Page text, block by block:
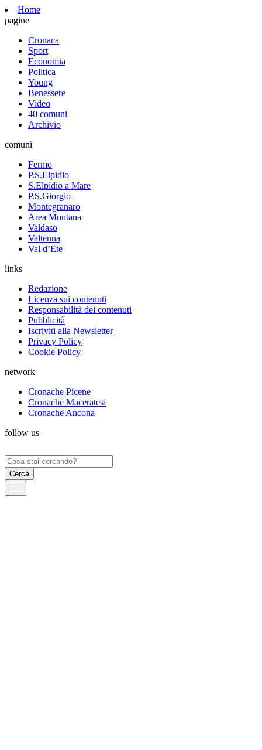
Home
pagine
Cronaca
Sport
Economia
Politica
Young
Benessere
Video
40 comuni
Archivio
comuni
Fermo
P.S.Elpidio
S.Elpidio a Mare
P.S.Giorgio
Montegranaro
Area Montana
Valdaso
Valtenna
Val d’Ete
links
Redazione
Licenza sui contenuti
Responsabilità dei contenuti
Pubblicità
Iscriviti alla Newsletter
Privacy Policy
Cookie Policy
network
Cronache Picene
Cronache Maceratesi
Cronache Ancona
follow us
Ricerca
per: